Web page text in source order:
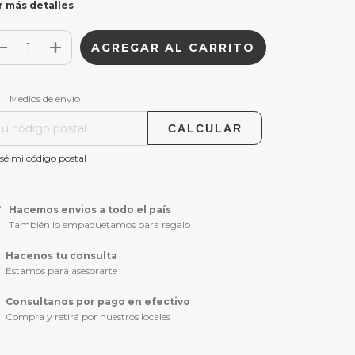
más detalles
para el CP:
Medios de envío
CALCULAR
mi código postal
Hacemos envios a todo el país
También lo empaquetamos para regalo
Hacenos tu consulta
Estamos para asesorarte
Consultanos por pago en efectivo
Compra y retirá por nuestros locales